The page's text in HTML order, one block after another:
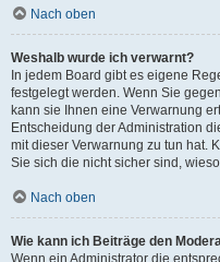
Nach oben
Weshalb wurde ich verwarnt?
In jedem Board gibt es eigene
festgelegt werden. Wenn Sie
kann sie Ihnen eine Verwarnung
Entscheidung der Administration
mit dieser Verwarnung zu tun hat.
Sie sich die nicht sicher sind,
Nach oben
Wie kann ich Beiträge den
Wenn ein Administrator die